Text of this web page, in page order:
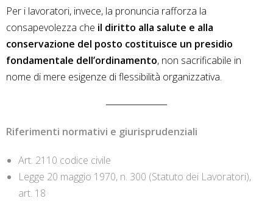
Per i lavoratori, invece, la pronuncia rafforza la
consapevolezza che il diritto alla salute e alla
conservazione del posto costituisce un presidio
fondamentale dell’ordinamento, non sacrificabile in
nome di mere esigenze di flessibilità organizzativa.
Riferimenti normativi e giurisprudenziali
Art. 2110 codice civile
Legge 20 maggio 1970, n. 300 (Statuto dei Lavoratori),
art. 18